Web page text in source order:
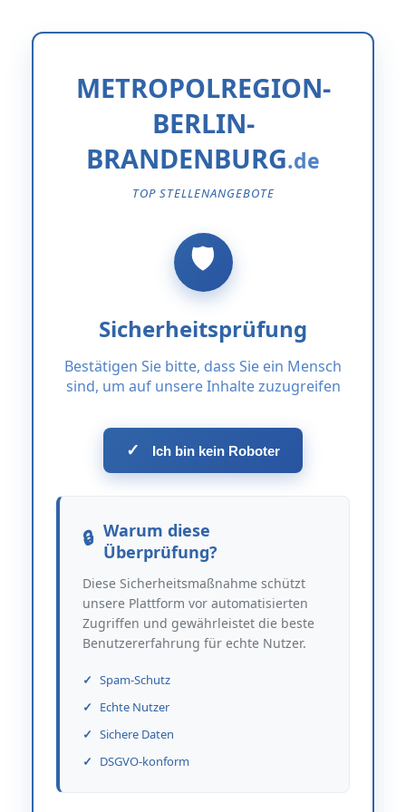
METROPOLREGION-
BERLIN-
BRANDENBURG
TOP STELLENANGEBOTE
Sicherheitsprüfung
Bestätigen Sie bitte, dass Sie ein Mensch
sind, um auf unsere Inhalte zuzugreifen
✓ Ich bin kein Roboter
Warum diese
Überprüfung?
Diese Sicherheitsmaßnahme schützt
unsere Plattform vor automatisierten
Zugriffen und gewährleistet die beste
Benutzererfahrung für echte Nutzer.
Spam-Schutz
Echte Nutzer
Sichere Daten
DSGVO-konform